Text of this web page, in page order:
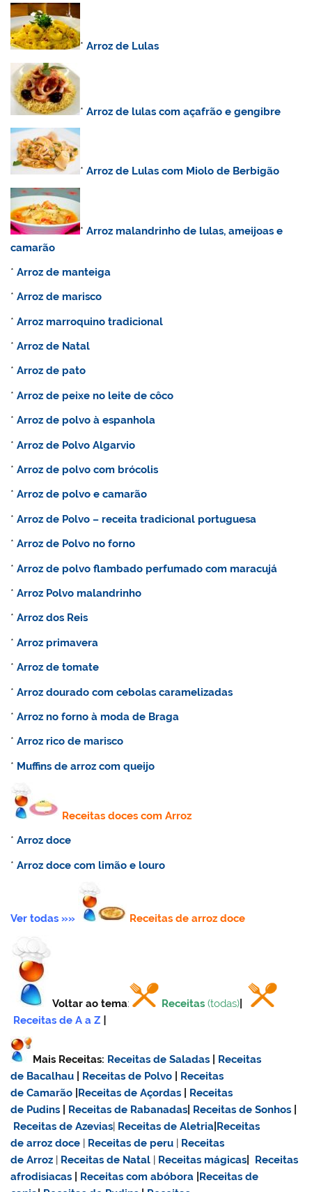
*Arroz de Lulas
*Arroz de lulas com açafrão e gengibre
*Arroz de Lulas com Miolo de Berbigão
*Arroz malandrinho de lulas, ameijoas e
camarão
*Arroz de manteiga
*Arroz de marisco
*Arroz marroquino tradicional
*Arrozde Natal
*Arroz de pato
*Arroz de peixe no leite de côco
*Arroz de polvo à espanhola
*Arroz de Polvo Algarvio
*Arroz de polvo com brócolis
*Arroz de polvo e camarão
*Arroz de Polvo – receita tradicional portuguesa
*Arroz de Polvo no forno
*Arroz de polvo flambado perfumado com maracujá
*Arroz Polvo malandrinho
*Arroz dos Reis
*Arroz primavera
*Arroz de tomate
*Arroz dourado com cebolas caramelizadas
*Arroz no forno à moda de Braga
*Arroz rico de marisco
* Muffins de arroz com queijo
Receitas doces com Arroz
*Arroz doce
*Arroz doce com limão e louro
Ver todas »» Receitas dearroz doce
Voltar ao tema: Receitas (todas)
Receitas de A a Z
Mais Receitas: Receitas de Saladas
Receitas
de Bacalhau
Receitas de Polvo
Receitas
de Camarão Receitas de Açordas
Receitas
de Pudins
Receitas de Rabanadas Receitas de Sonhos
Receitas de Azevias| Receitas de Aletria Receitas
dearroz doce | Receitas de peru | Receitas
de Arroz | Receitas de Natal | Receitas mágicas
Receitas
afrodisiacas
Receitas com abóbora Receitas de